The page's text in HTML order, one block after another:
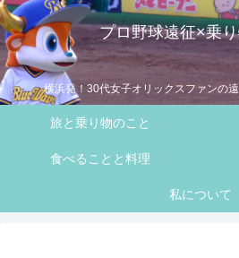
プロ野球遠征×乗
横浜発！30代女子オリックスファンの
旅と乗り物のこと
食べることと料理
私について